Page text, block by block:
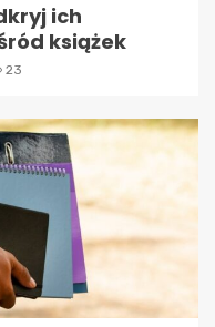
ich
książek
23